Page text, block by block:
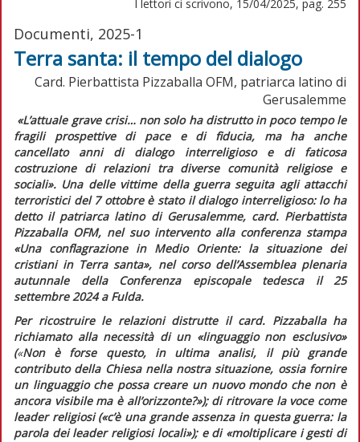
I lettori ci scrivono, 15/04/2025, pag. 255
Documenti, 2025-1
Terra santa: il tempo del dialogo
Card. Pierbattista Pizzaballa OFM, patriarca latino di
Gerusalemme
«L’attuale grave crisi… non solo ha distrutto in poco tempo le
fragili prospettive di pace e di fiducia, ma ha anche
cancellato anni di dialogo interreligioso e di faticosa
costruzione di relazioni tra diverse comunità religiose e
sociali». Una delle vittime della guerra seguita agli attacchi
terroristici del 7 ottobre è stato il dialogo interreligioso: lo ha
detto il patriarca latino di Gerusalemme, card. Pierbattista
Pizzaballa OFM, nel suo intervento alla conferenza stampa
«Una conflagrazione in Medio Oriente: la situazione dei
cristiani in Terra santa», nel corso dell’Assemblea plenaria
autunnale della Conferenza episcopale tedesca il 25
settembre 2024 a Fulda.
Per ricostruire le relazioni distrutte il card. Pizzaballa ha
richiamato alla necessità di un«linguaggio non esclusivo»
(«Non è forse questo, in ultima analisi, il più grande
contributo della Chiesa nella nostra situazione, ossia fornire
un linguaggio che possa creare un nuovo mondo che non è
ancora visibile ma è all’orizzonte?»); di ritrovare la voce come
leader religiosi («c’è una grande assenza in questa guerra: la
parola dei leader religiosi locali»); e di «moltiplicare i gesti di